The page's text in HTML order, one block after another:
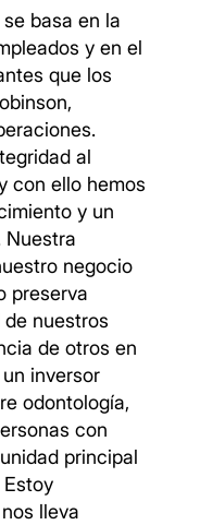
basa en la
y en el
que los
al
con ello hemos
y un
Nuestra
negocio
preserva
nuestros
de otros en
inversor
odontología,
con
principal
lleva